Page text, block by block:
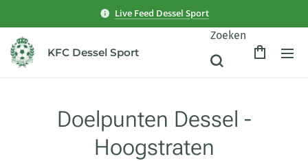
Live Feed Dessel Sport
KFC Dessel Sport
Zoeken
Doelpunten Dessel -
Hoogstraten